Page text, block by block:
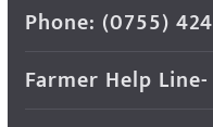
Phone: (0755)
Farmer Help